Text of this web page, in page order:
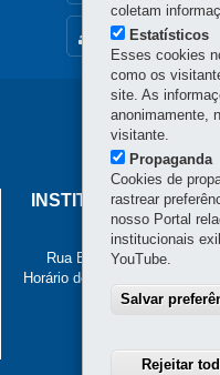
MAPA DO SITE
Navegação
principal
INSTITUTO DE
Rua Estados Unidos, 135 -
Horário de Atendimento: de
coletam
Estatísticos
Esses cookies
como os
site. As
anonimamente,
visitante.
Propaganda
Cookies de
rastrear
nosso Portal
institucionais
YouTube.
Salvar
Rejeitar